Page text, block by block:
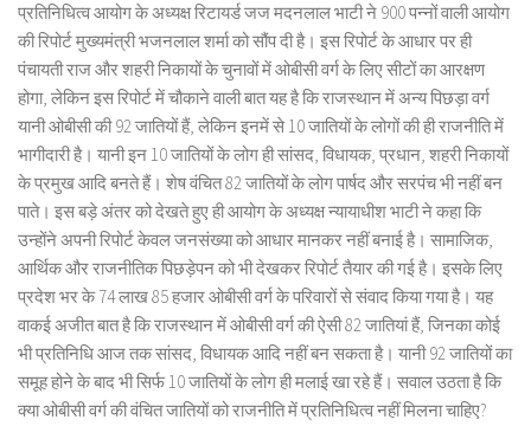
प्रतिनिधित्व आयोग के अध्यक्ष रिटायर्ड जज मदनलाल भाटी ने 900 पन्नों वाली आयोग
की रिपोर्ट मुख्यमंत्री भजनलाल शर्मा को सौंप दी है। इस रिपोर्ट के आधार पर ही
पंचायती राज और शहरी निकायों के चुनावों में ओबीसी वर्ग के लिए सीटों का आरक्षण
होगा, लेकिन इस रिपोर्ट में चौकाने वाली बात यह है कि राजस्थान में अन्य पिछड़ा वर्ग
यानी ओबीसी की 92 जातियों हैं, लेकिन इनमें से 10 जातियों के लोगों की ही राजनीति में
भागीदारी है। यानी इन 10 जातियों के लोग ही सांसद, विधायक, प्रधान, शहरी निकायों
के प्रमुख आदि बनते हैं। शेष वंचित 82 जातियों के लोग पार्षद और सरपंच भी नहीं बन
पाते। इस बड़े अंतर को देखते हुए ही आयोग के अध्यक्ष न्यायाधीश भाटी ने कहा कि
उन्होंने अपनी रिपोर्ट केवल जनसंख्या को आधार मानकर नहीं बनाई है। सामाजिक,
आर्थिक और राजनीतिक पिछड़ेपन को भी देखकर रिपोर्ट तैयार की गई है। इसके लिए
प्रदेश भर के 74 लाख 85 हजार ओबीसी वर्ग के परिवारों से संवाद किया गया है। यह
वाकई अजीत बात है कि राजस्थान में ओबीसी वर्ग की ऐसी 82 जातियां हैं, जिनका कोई
भी प्रतिनिधि आज तक सांसद, विधायक आदि नहीं बन सकता है। यानी 92 जातियों का
समूह होने के बाद भी सिर्फ 10 जातियों के लोग ही मलाई खा रहे हैं। सवाल उठता है कि
क्या ओबीसी वर्ग की वंचित जातियों को राजनीति में प्रतिनिधित्व नहीं मिलना चाहिए?